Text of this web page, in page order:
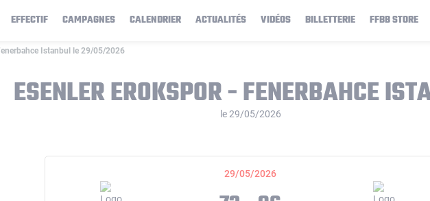
EFFECTIF CAMPAGNES CALENDRIER ACTUALITÉS VIDÉOS BILLETTERIE FFBB STORE
Istanbul le 29/05/2026
ESENLER EROKSPOR - FENERBAHCE
le 29/05/2026
29/05/2026